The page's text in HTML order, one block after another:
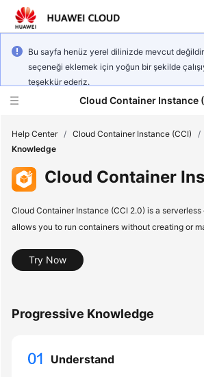
Bu sayfa henüz yerel dilinizde mevcut
seçeneği eklemek için yoğun bir şekilde
teşekkür ederiz.
Cloud Container Instance
What's
New
Service
Overview
Started
Help Center / Cloud Container Instance (CCI) /
Knowledge
Cloud Container
Cloud Container Instance (CCI 2.0) is a
allows you to run containers without creating or
Try Now
Progressive Knowledge
Understand